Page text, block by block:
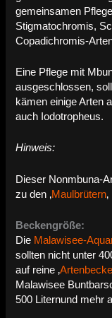
gemeinsamen
Stigmatochromis,
Copadichromis-
Eine Pflege mit
ausgeschlossen,
kämen einige Arten
auch Iodotropheus.
Hinweis:
Dieser Nonmbuna-
zu den ‚Maulbrütern
Beckengröße:
Die Malawisee-
sollten nicht unter
auf reine ‚
Malawisee
500 Liternund mehr